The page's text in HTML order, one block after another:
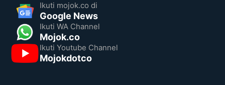
Ikuti mojok.co di
Google News
Ikuti WA Channel
Mojok.co
Ikuti Youtube Channel
Mojokdotco